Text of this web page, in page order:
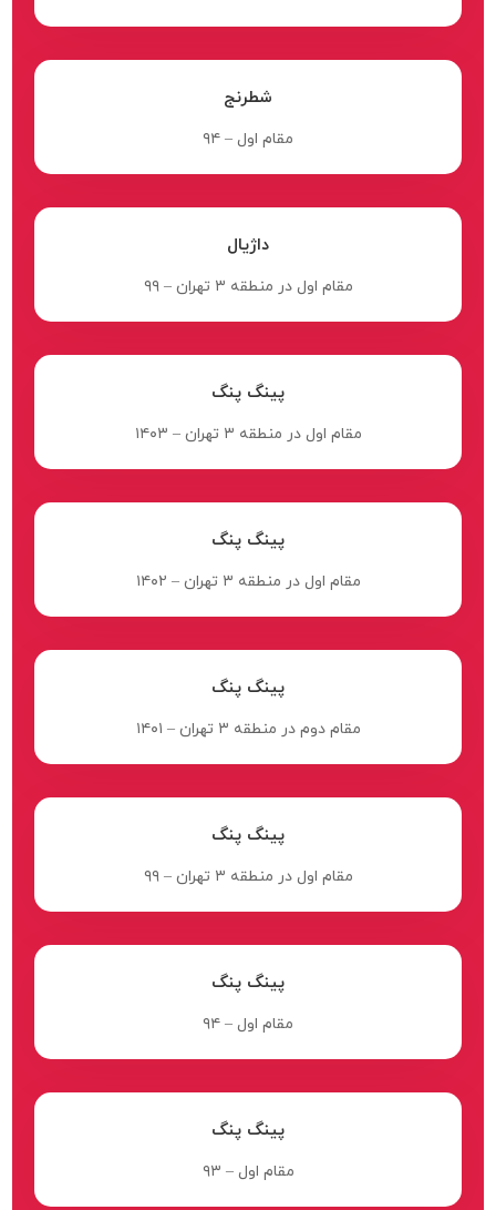
شطرنج
مقام اول – ۹۴
داژیال
مقام اول در منطقه ۳ تهران – ۹۹
پینگ پنگ
مقام اول در منطقه ۳ تهران – ۱۴۰۳
پینگ پنگ
مقام اول در منطقه ۳ تهران – ۱۴۰۲
پینگ پنگ
مقام دوم در منطقه ۳ تهران – ۱۴۰۱
پینگ پنگ
مقام اول در منطقه ۳ تهران – ۹۹
پینگ پنگ
مقام اول – ۹۴
پینگ پنگ
مقام اول – ۹۳